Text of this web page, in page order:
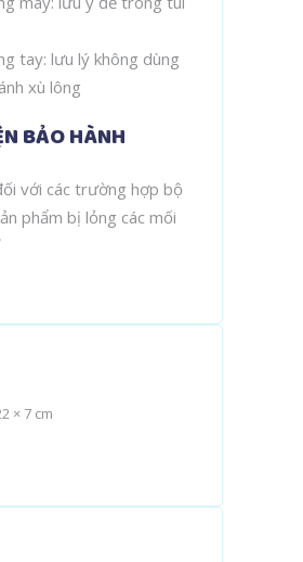
tay: lưu lý không dùng
xù lông
BẢO HÀNH
với các trường hợp bộ
phẩm bị lỏng các mối
× 7 cm